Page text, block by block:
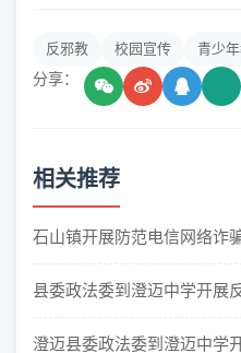
反邪教 校园宣传 青少
分享：
相关推荐
石山镇开展防范电信网络诈
县委政法委到澄迈中学开展
澄迈县委政法委到澄迈中学